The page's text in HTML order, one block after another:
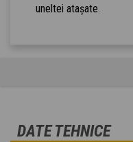
uneltei atașate.
DATE TEHNICE